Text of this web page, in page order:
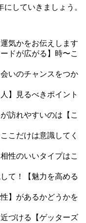
していきましょう。
気かをお伝えします
ドが広がる】時〜こ
いのチャンスをつか
】見るべきポイント
訪れやすいのは【こ
こだけは意識してく
性のいいタイプはこ
て！【魅力を高める
】があるかどうかを
づける【ゲッターズ